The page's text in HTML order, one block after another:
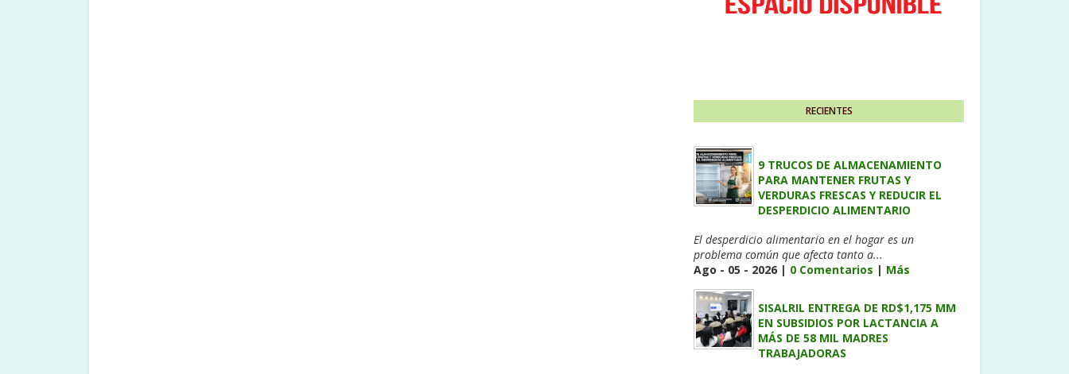
RECIENTES
9 TRUCOS DE ALMACENAMIENTO
PARA MANTENER FRUTAS Y
VERDURAS FRESCAS Y REDUCIR EL
DESPERDICIO ALIMENTARIO
El desperdicio alimentario en el hogar es un
problema común que afecta tanto a...
Ago - 05 - 2026 | 0 Comentarios | Más
SISALRIL ENTREGA DE RD$1,175 MM
EN SUBSIDIOS POR LACTANCIA A
MÁS DE 58 MIL MADRES
TRABAJADORAS